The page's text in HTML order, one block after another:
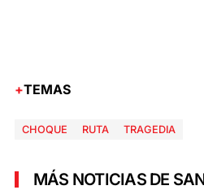
TEMAS
CHOQUE RUTA TRAGEDIA
MÁS NOTICIAS DE